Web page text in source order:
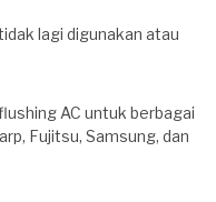
lagi digunakan atau
AC untuk berbagai
Fujitsu, Samsung, dan